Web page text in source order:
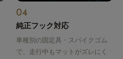
04
純正フック対応
車種別の固定具・スパイクゴム
で、走行中もマットがズレにく